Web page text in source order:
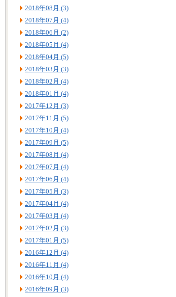
2018年08月 (3)
2018年07月 (4)
2018年06月 (2)
2018年05月 (4)
2018年04月 (5)
2018年03月 (3)
2018年02月 (4)
2018年01月 (4)
2017年12月 (3)
2017年11月 (5)
2017年10月 (4)
2017年09月 (5)
2017年08月 (4)
2017年07月 (4)
2017年06月 (4)
2017年05月 (3)
2017年04月 (4)
2017年03月 (4)
2017年02月 (3)
2017年01月 (5)
2016年12月 (4)
2016年11月 (4)
2016年10月 (4)
2016年09月 (3)